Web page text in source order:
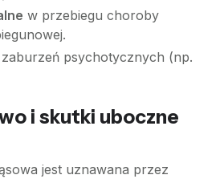
w przebiegu choroby
psychotycznych (np.
i skutki uboczne
jest uznawana przez